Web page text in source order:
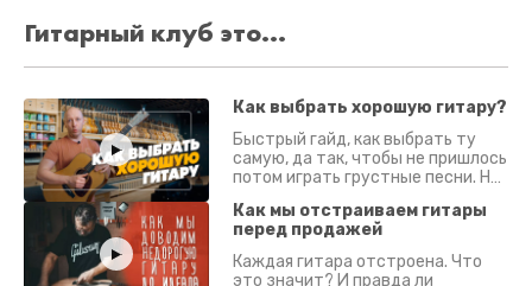
Гитарный клуб это...
Как выбрать хорошую гитару?
Быстрый гайд, как выбрать ту
самую, да так, чтобы не пришлось
потом играть грустные песни. На
Как мы отстраиваем гитары
перед продажей
Каждая гитара отстроена. Что
это значит? И правда ли